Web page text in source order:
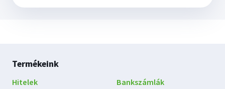
Lábléc
navigáció
Termékeink
Hitelek
Bankszámlák